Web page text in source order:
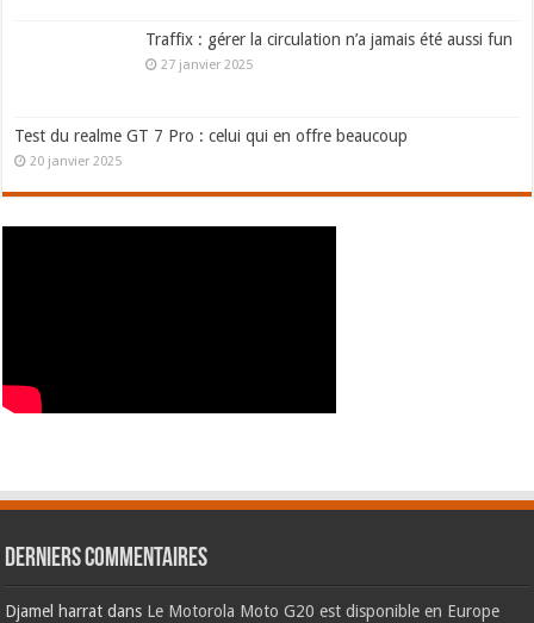
Traffix : gérer la circulation n’a jamais été aussi fun
27 janvier 2025
Test du realme GT 7 Pro : celui qui en offre beaucoup
20 janvier 2025
Derniers commentaires
Djamel harrat dans Le Motorola Moto G20 est disponible en Europe